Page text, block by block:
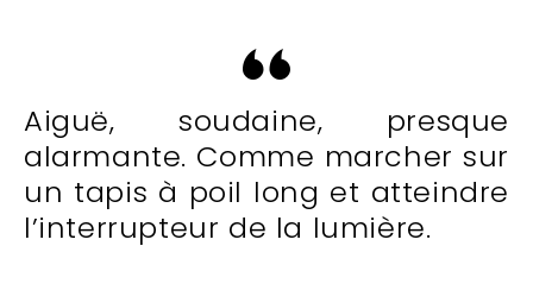
Aiguë, soudaine, presque
alarmante. Comme marcher sur
un tapis à poil long et atteindre
l’interrupteur de la lumière.